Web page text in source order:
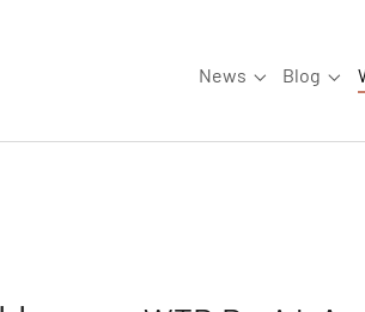
News
Submenu
Blog